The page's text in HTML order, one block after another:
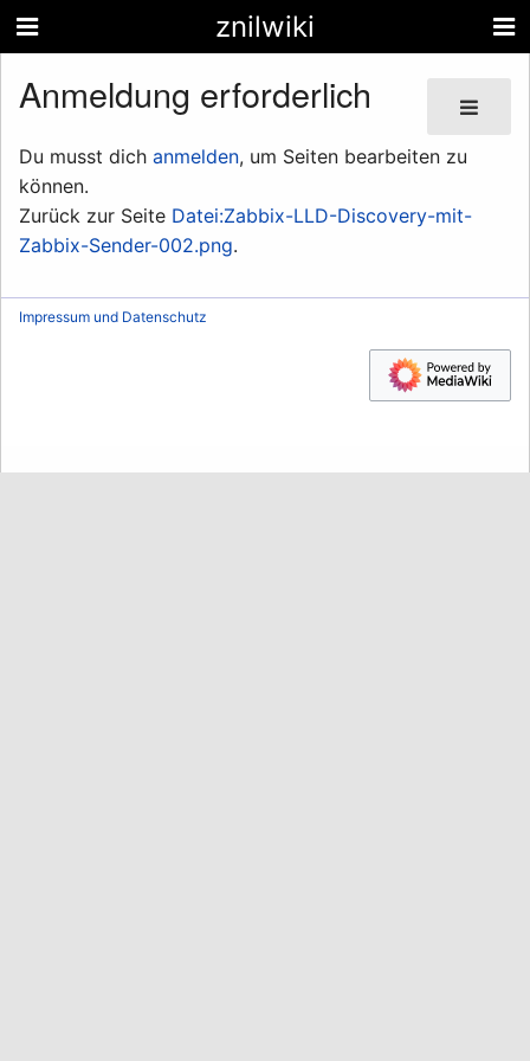
znilwiki
Anmeldung erforderlich
Du musst dich anmelden, um Seiten bearbeiten zu
können.
Zurück zur Seite Datei:Zabbix-LLD-Discovery-mit-
Zabbix-Sender-002.png.
Impressum und Datenschutz